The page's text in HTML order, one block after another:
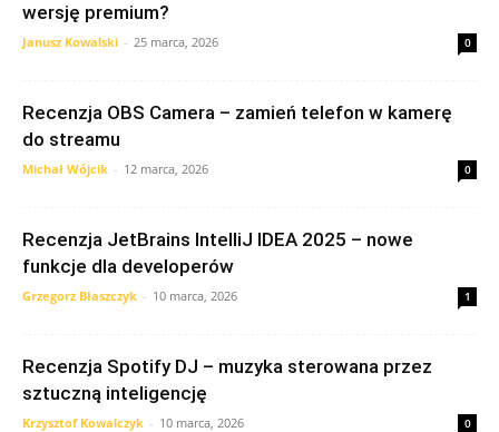
wersję premium?
Janusz Kowalski - 25 marca, 2026 0
Recenzja OBS Camera – zamień telefon w kamerę
do streamu
Michał Wójcik - 12 marca, 2026 0
Recenzja JetBrains IntelliJ IDEA 2025 – nowe
funkcje dla developerów
Grzegorz Błaszczyk - 10 marca, 2026 1
Recenzja Spotify DJ – muzyka sterowana przez
sztuczną inteligencję
Krzysztof Kowalczyk - 10 marca, 2026 0